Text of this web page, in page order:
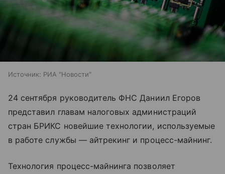
Источник: РИА "Новости"
24 сентября руководитель ФНС Даниил Егоров
представил главам налоговых администраций
стран БРИКС новейшие технологии, используемые
в работе службы — айтрекинг и процесс-майнинг.
Технология процесс-майнинга позволяет